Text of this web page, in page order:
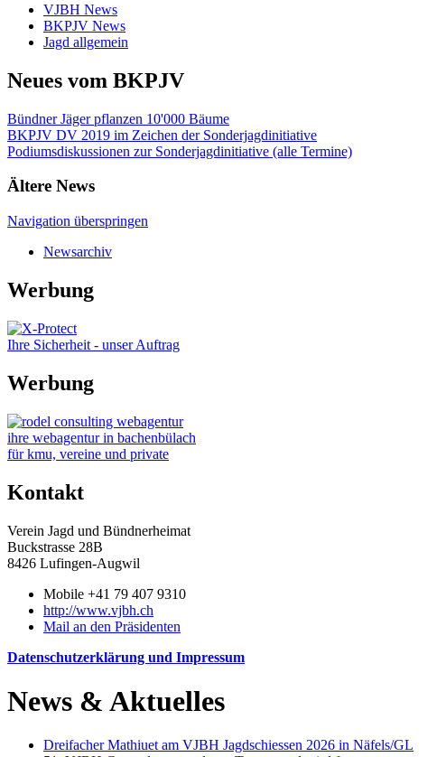
VJBH News
BKPJV News
Jagd allgemein
Neues vom BKPJV
Bündner Jäger pflanzen 10'000 Bäume
BKPJV DV 2019 im Zeichen der Sonderjagdinitiative
Podiumsdiskussionen zur Sonderjagdinitiative (alle Termine)
Ältere News
Navigation überspringen
Newsarchiv
Werbung
Ihre Sicherheit - unser Auftrag
Werbung
ihre webagentur in bachenbülach
für kmu, vereine und private
Kontakt
Verein Jagd und Bündnerheimat
Buckstrasse 28B
8426 Lufingen-Augwil
Mobile +41 79 407 9310
http://www.vjbh.ch
Mail an den Präsidenten
Datenschutzerklärung und Impressum
News & Aktuelles
Dreifacher Mathiuet am VJBH Jagdschiessen 2026 in Näfels/GL